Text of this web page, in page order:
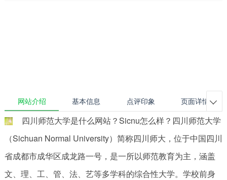
网站介绍 基本信息 点评印象 页面详情 
四川师范大学是什么网站？Sicnu怎么样？四川师范大学
（Sichuan Normal University）简称四川师大，位于中国四川
省成都市成华区成龙路一号，是一所以师范教育为主，涵盖
文、理、工、管、法、艺等多学科的综合性大学。学校前身